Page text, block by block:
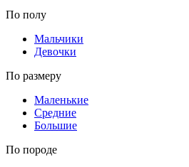
По полу
Мальчики
Девочки
По размеру
Маленькие
Средние
Большие
По породе